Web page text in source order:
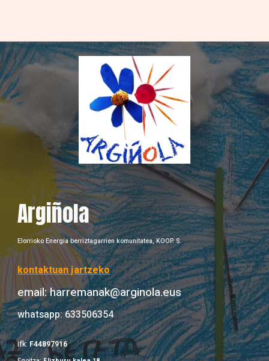
Argiñola
Elorrioko Energia berriztagarrien komunitatea, KOOP. S.
kontaktuan jartzeko
email: harremanak@arginola.eus
whatsapp: 633506354
ifk:F44897916